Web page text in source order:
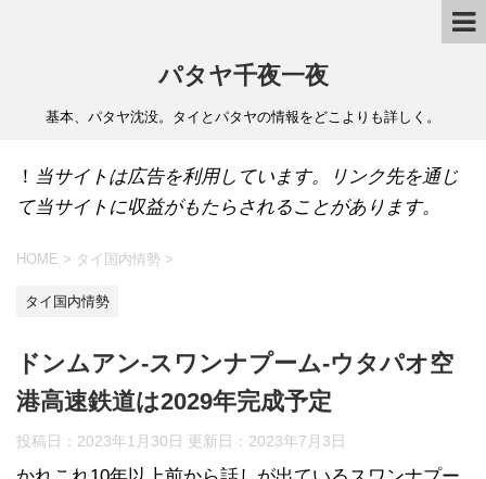
パタヤ千夜一夜
基本、パタヤ沈没。タイとパタヤの情報をどこよりも詳しく。
！ 当サイトは広告を利用しています。リンク先を通じ
て当サイトに収益がもたらされることがあります。
HOME > タイ国内情勢 >
タイ国内情勢
ドンムアン-スワンナプーム-ウタパオ空
港高速鉄道は2029年完成予定
投稿日：2023年1月30日 更新日： 2023年7月3日